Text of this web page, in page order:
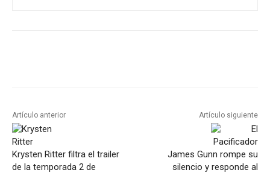
Artículo anterior
Krysten Ritter filtra el trailer
de la temporada 2 de
Artículo siguiente
James Gunn rompe su
silencio y responde al